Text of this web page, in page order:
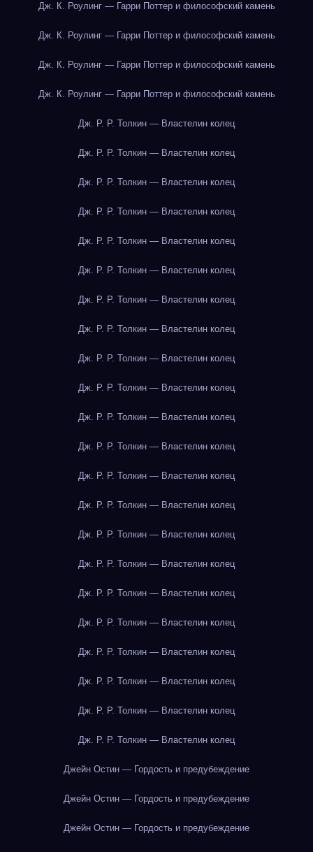
Дж. К. Роулинг — Гарри Поттер и философский камень
Дж. К. Роулинг — Гарри Поттер и философский камень
Дж. К. Роулинг — Гарри Поттер и философский камень
Дж. К. Роулинг — Гарри Поттер и философский камень
Дж. Р. Р. Толкин — Властелин колец
Дж. Р. Р. Толкин — Властелин колец
Дж. Р. Р. Толкин — Властелин колец
Дж. Р. Р. Толкин — Властелин колец
Дж. Р. Р. Толкин — Властелин колец
Дж. Р. Р. Толкин — Властелин колец
Дж. Р. Р. Толкин — Властелин колец
Дж. Р. Р. Толкин — Властелин колец
Дж. Р. Р. Толкин — Властелин колец
Дж. Р. Р. Толкин — Властелин колец
Дж. Р. Р. Толкин — Властелин колец
Дж. Р. Р. Толкин — Властелин колец
Дж. Р. Р. Толкин — Властелин колец
Дж. Р. Р. Толкин — Властелин колец
Дж. Р. Р. Толкин — Властелин колец
Дж. Р. Р. Толкин — Властелин колец
Дж. Р. Р. Толкин — Властелин колец
Дж. Р. Р. Толкин — Властелин колец
Дж. Р. Р. Толкин — Властелин колец
Дж. Р. Р. Толкин — Властелин колец
Дж. Р. Р. Толкин — Властелин колец
Дж. Р. Р. Толкин — Властелин колец
Джейн Остин — Гордость и предубеждение
Джейн Остин — Гордость и предубеждение
Джейн Остин — Гордость и предубеждение